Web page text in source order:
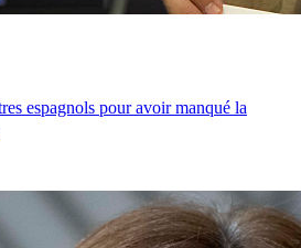
espagnols pour avoir manqué la